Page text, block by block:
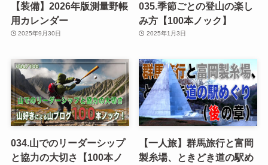
【装備】2026年版測量野帳
用カレンダー
2025年9月30日
035.季節ごとの登山の楽し
み方【100本ノック】
2025年1月3日
034.山でのリーダーシップ
と協力の大切さ【100本ノ
【一人旅】群馬旅行と富岡
製糸場、ときどき道の駅め